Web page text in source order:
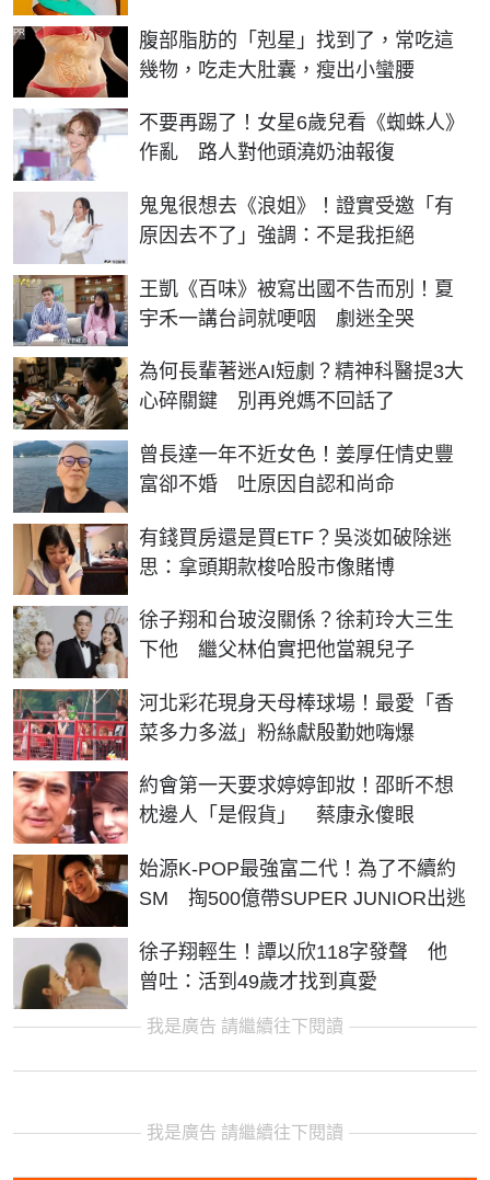
腹部脂肪的「剋星」找到了，常吃這
幾物，吃走大肚囊，瘦出小蠻腰
PR
不要再踢了！女星6歲兒看《蜘蛛人》
作亂 路人對他頭澆奶油報復
鬼鬼很想去《浪姐》！證實受邀「有
原因去不了」強調：不是我拒絕
王凱《百味》被寫出國不告而別！夏
宇禾一講台詞就哽咽 劇迷全哭
為何長輩著迷AI短劇？精神科醫提3大
心碎關鍵 別再兇媽不回話了
曾長達一年不近女色！姜厚任情史豐
富卻不婚 吐原因自認和尚命
有錢買房還是買ETF？吳淡如破除迷
思：拿頭期款梭哈股市像賭博
徐子翔和台玻沒關係？徐莉玲大三生
下他 繼父林伯實把他當親兒子
河北彩花現身天母棒球場！最愛「香
菜多力多滋」粉絲獻殷勤她嗨爆
約會第一天要求婷婷卸妝！邵昕不想
枕邊人「是假貨」 蔡康永傻眼
始源K-POP最強富二代！為了不續約
SM 掏500億帶SUPER JUNIOR出逃
徐子翔輕生！譚以欣118字發聲 他
曾吐：活到49歲才找到真愛
我是廣告 請繼續往下閱讀
我是廣告 請繼續往下閱讀